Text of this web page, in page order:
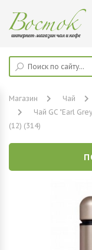
Магазин Чай
Чай GC "Earl
(12) (314)